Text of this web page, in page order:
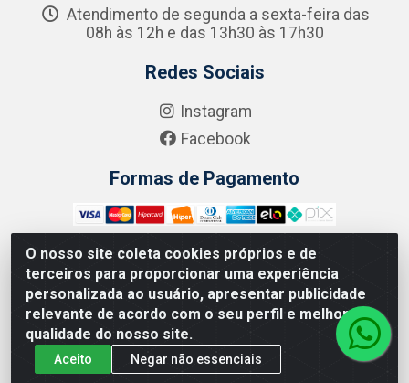
O nosso site coleta cookies próprios e de
terceiros para proporcionar uma experiência
personalizada ao usuário, apresentar publicidade
relevante de acordo com o seu perfil e melhorar a
qualidade do nosso site.
Aceito
Negar não essenciais
Atendimento de segunda a sexta-feira das
08h às 12h e das 13h30 às 17h30
Redes Sociais
Instagram
Facebook
Formas de Pagamento
Zero Grau - Rua Jean Emile Favre, 746 - Ipsep,
Recife/PE - CEP 51.190-450 - CNPJ 09.132.989/0001-61